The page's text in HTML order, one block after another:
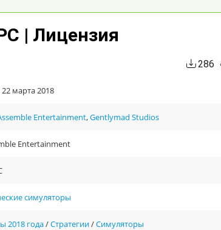
| Лицензия
286
22 марта 2018
Entertainment,Gentlymad Studios
Entertainment
симуляторы
2018 года/Стратегии/Симуляторы